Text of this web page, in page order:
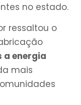
no estado.
ressaltou o
a energia
mais